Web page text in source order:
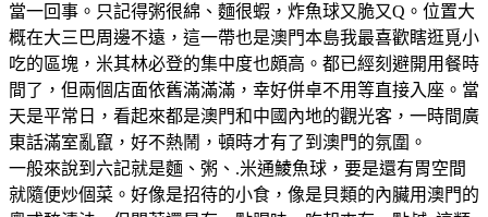
當一回事。只記得粥很綿、麵很蝦，炸魚球又脆又Q。位置大
概在大三巴周邊不遠，這一帶也是澳門本島我最喜歡瞎逛覓小
吃的區塊，米其林必登的集中度也頗高。都已經刻避開用餐時
間了，但兩個店面依舊滿滿滿，幸好併卓不用等直接入座。當
天是平常日，看起來都是澳門和中國內地的觀光客，一時間廣
東話滿室亂竄，好不熱鬧，頓時才有了到澳門的氛圍。
一般來說到六記就是麵、粥、.米通鯪魚球，要是還有胃空間
就隨便炒個菜。好像是招待的小食，像是貝類的內臟用澳門的